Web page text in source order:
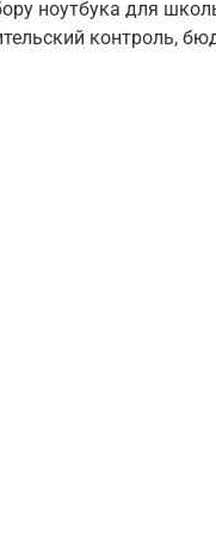
ноутбука для
контроль,